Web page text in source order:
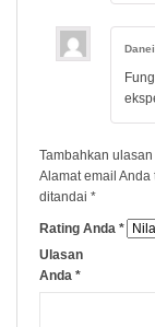
Daneil
Tambahkan ulasan
Alamat email
ditandai *
Rating Anda *
Ulasan
Anda *